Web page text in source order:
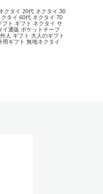
クタイ 20代 ネクタイ 30
タイ 60代 ネクタイ 70
フト ギフト ネクタイ サ
イ通販 ポケットチーフ
外人 ギフト 大人のギフト
用ギフト 無地ネクタイ